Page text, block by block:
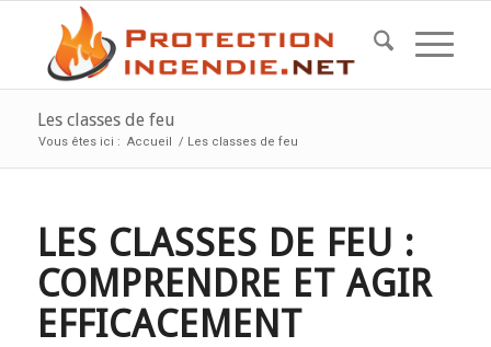
Les classes de feu
Vous êtes ici : Accueil / Les classes de feu
LES CLASSES DE FEU :
COMPRENDRE ET AGIR
EFFICACEMENT